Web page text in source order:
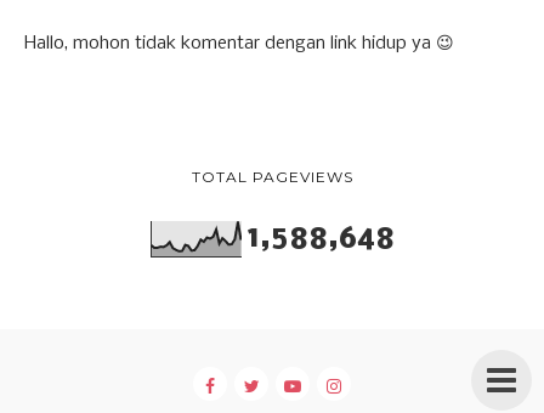
Hallo, mohon tidak komentar dengan link hidup ya 😉
TOTAL PAGEVIEWS
1,588,648